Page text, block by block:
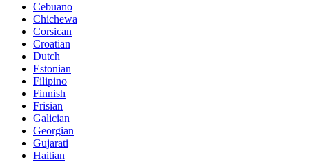
Cebuano
Chichewa
Corsican
Croatian
Dutch
Estonian
Filipino
Finnish
Frisian
Galician
Georgian
Gujarati
Haitian